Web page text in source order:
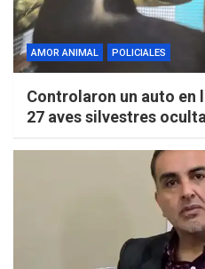
AMOR ANIMAL POLICIALES
Controlaron un auto en
27 aves silvestres